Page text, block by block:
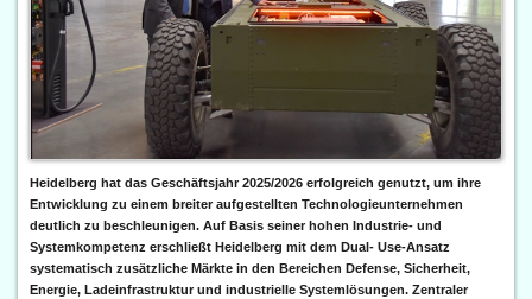
Heidelberg hat das Geschäftsjahr 2025/2026 erfolgreich genutzt, um ihre
Entwicklung zu einem breiter aufgestellten Technologieunternehmen
deutlich zu beschleunigen. Auf Basis seiner hohen Industrie- und
Systemkompetenz erschließt Heidelberg mit dem Dual- Use-Ansatz
systematisch zusätzliche Märkte in den Bereichen Defense, Sicherheit,
Energie, Ladeinfrastruktur und industrielle Systemlösungen. Zentraler